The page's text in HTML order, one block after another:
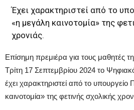
Έχει χαρακτηριστεί από το
«η μεγάλη καινοτομία» της
χρονιάς.
Επίσημη πρεμιέρα για τους μαθητές
Τρίτη 17 Σεπτεμβρίου 2024 το
έχει χαρακτηριστεί από το υπουργείο
καινοτομία» της φετινής σχολικής